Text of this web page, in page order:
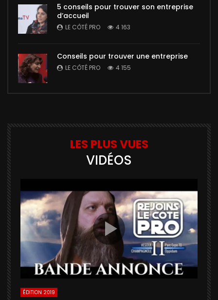
5 conseils pour trouver son entreprise
d’accueil
LE CÔTÉ PRO 4 163
Conseils pour trouver une entreprise
LE CÔTÉ PRO 4 155
LES PLUS VUES
VIDÉOS
ÉDITION 2019